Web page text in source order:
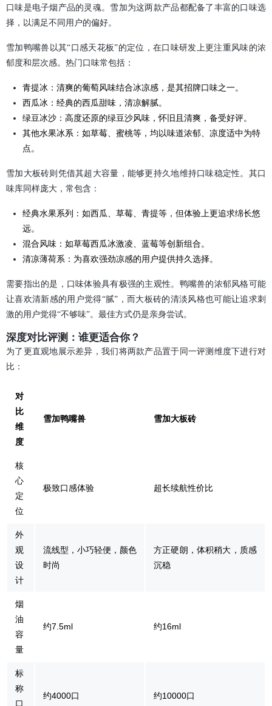
口味是电子烟产品的灵魂。雪加为这两款产品都配备了丰富的口味选
择，以满足不同用户的偏好。
雪加鸭嘴兽以其“口感天花板”的定位，在口味研发上更注重风味的浓
郁度和层次感。热门口味常包括：
青提冰：清爽的葡萄风味结合冰凉感，是其招牌口味之一。
西瓜冰：经典的西瓜甜味，清凉解腻。
绿豆冰沙：高度还原的绿豆沙风味，怀旧且清爽，备受好评。
其他水果冰系：如草莓、蜜桃等，均以味道浓郁、凉度适中为特
点。
雪加大板砖则凭借其超大容量，能够更持久地维持口味稳定性。其口
味库同样庞大，常包含：
经典水果系列：如西瓜、草莓、青提等，但体验上更追求绵长悠
远。
混合风味：如草莓西瓜冰激凌、蓝莓等创新组合。
清凉薄荷系：为喜欢强劲凉感的用户提供持久选择。
需要指出的是，口味体验具有极强的主观性。鸭嘴兽的浓郁风格可能
让喜欢清新感的用户觉得“腻”，而大板砖的清淡风格也可能让追求刺
激的用户觉得“不够味”。最佳方式仍是亲身尝试。
深度对比评测：谁更适合你？
为了更直观地展示差异，我们将两款产品置于同一评测维度下进行对
比：
对
比
维
度
雪加鸭嘴兽 雪加大板砖
核
心
定
位
极致口感体验 超长续航性价比
外
观
设
计
流线型，小巧轻便，颜色
时尚
方正硬朗，体积稍大，质感
沉稳
烟
油
容
量
约7.5ml 约16ml
标
称
口
约4000口 约10000口